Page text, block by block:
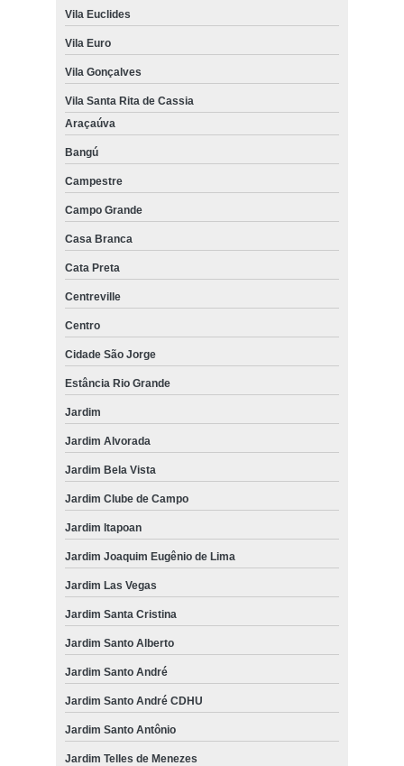
Vila Euclides
Vila Euro
Vila Gonçalves
Vila Santa Rita de Cassia
Araçaúva
Bangú
Campestre
Campo Grande
Casa Branca
Cata Preta
Centreville
Centro
Cidade São Jorge
Estância Rio Grande
Jardim
Jardim Alvorada
Jardim Bela Vista
Jardim Clube de Campo
Jardim Itapoan
Jardim Joaquim Eugênio de Lima
Jardim Las Vegas
Jardim Santa Cristina
Jardim Santo Alberto
Jardim Santo André
Jardim Santo André CDHU
Jardim Santo Antônio
Jardim Telles de Menezes